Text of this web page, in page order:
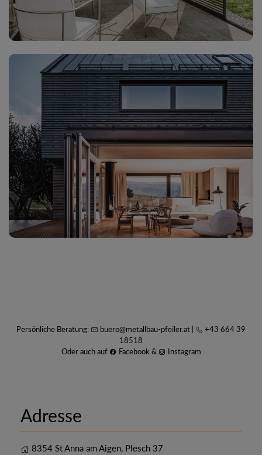
Persönliche Beratung: buero@metallbau-pfeiler.at
+43 664 39
18518
Oder auch auf
Facebook & Instagram
Adresse
8354 St Anna am Aigen, Plesch 37